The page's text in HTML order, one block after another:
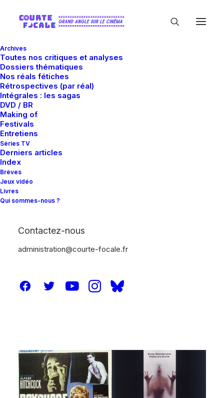
Archives
Toutes nos critiques et analyses
Dossiers thématiques
Nos réals fétiches
Rétrospectives (par réal)
Intégrales : les sagas
DVD / BR
Making of
Festivals
Entretiens
Séries TV
Derniers articles
Index
Brèves
Jeux vidéo
Livres
Qui sommes-nous ?
Contactez-nous
administration@courte-focale.fr
Psychose / Psycho